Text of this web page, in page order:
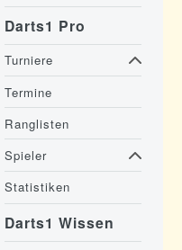
Darts1 Pro
Turniere
Termine
Ranglisten
Spieler
Statistiken
Darts1 Wissen